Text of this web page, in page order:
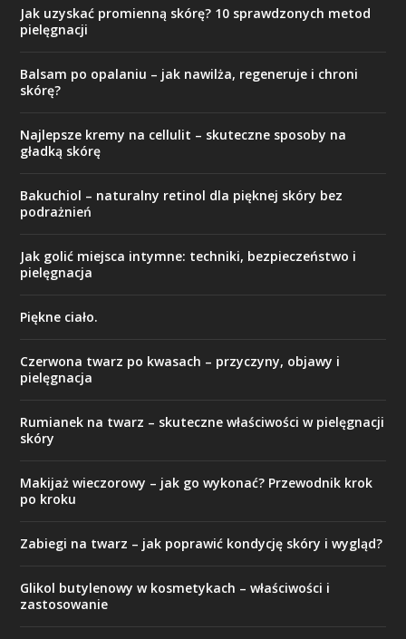
Jak uzyskać promienną skórę? 10 sprawdzonych metod
pielęgnacji
Balsam po opalaniu – jak nawilża, regeneruje i chroni
skórę?
Najlepsze kremy na cellulit – skuteczne sposoby na
gładką skórę
Bakuchiol – naturalny retinol dla pięknej skóry bez
podrażnień
Jak golić miejsca intymne: techniki, bezpieczeństwo i
pielęgnacja
Piękne ciało.
Czerwona twarz po kwasach – przyczyny, objawy i
pielęgnacja
Rumianek na twarz – skuteczne właściwości w pielęgnacji
skóry
Makijaż wieczorowy – jak go wykonać? Przewodnik krok
po kroku
Zabiegi na twarz – jak poprawić kondycję skóry i wygląd?
Glikol butylenowy w kosmetykach – właściwości i
zastosowanie